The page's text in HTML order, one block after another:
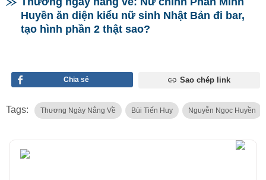
Huyền ăn diện kiểu nữ sinh Nhật Bản đi bar,
tạo hình phần 2 thật sao?
Chia sẻ Sao chép link
Tags: Thương Ngày Nắng Về Bùi Tiến Huy Nguyễn Ngọc Huyền